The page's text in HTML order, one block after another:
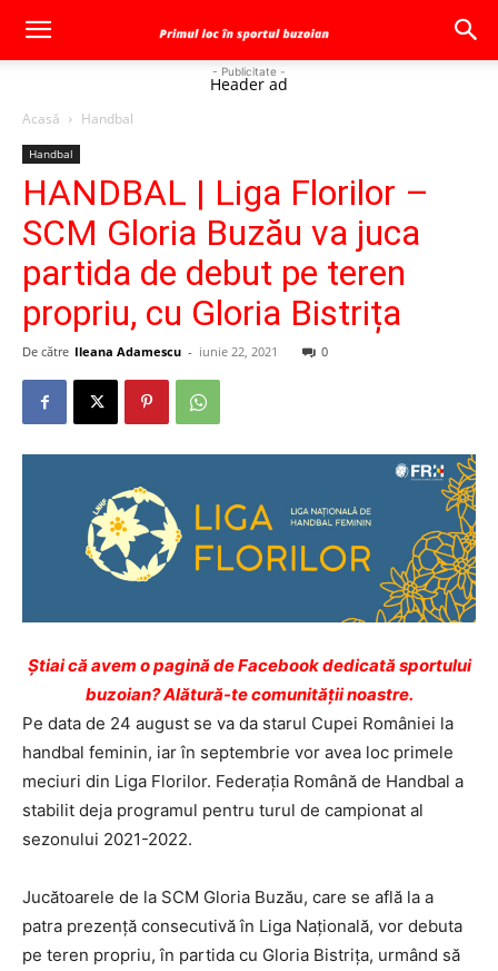
- Publicitate -
Header ad
Acasă Handbal
Handbal
HANDBAL | Liga Florilor –
SCM Gloria Buzău va juca
partida de debut pe teren
propriu, cu Gloria Bistrița
De către Ileana Adamescu - iunie 22, 2021 0
Ştiai că avem o pagină de Facebook dedicată sportului
buzoian? Alătură-te comunității noastre.
Pe data de 24 august se va da starul Cupei României la
handbal feminin, iar în septembrie vor avea loc primele
meciuri din Liga Florilor. Federația Română de Handbal a
stabilit deja programul pentru turul de campionat al
sezonului 2021-2022.
Jucătoarele de la SCM Gloria Buzău, care se află la a
patra prezență consecutivă în Liga Națională, vor debuta
pe teren propriu, în partida cu Gloria Bistrița, urmând să